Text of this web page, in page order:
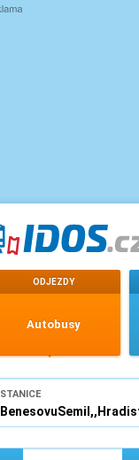
ODJEZDY
Autobusy
STANICE